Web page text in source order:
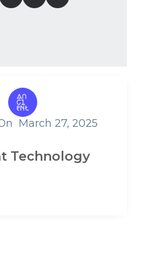
March 27, 2025
Technology